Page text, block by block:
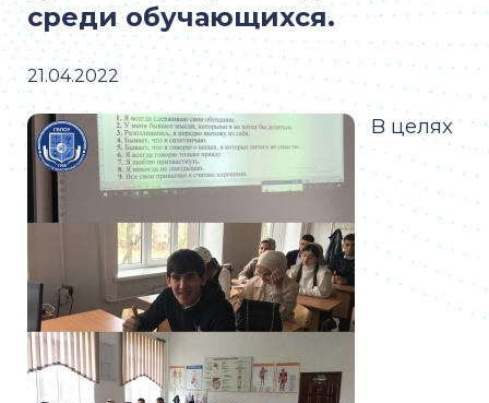
среди обучающихся.
21.04.2022
В целях